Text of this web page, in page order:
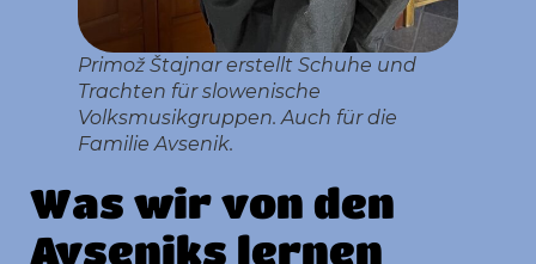
Primož Štajnar erstellt Schuhe und
Trachten für slowenische
Volksmusikgruppen. Auch für die
Familie Avsenik.
Was wir von den
Avseniks lernen